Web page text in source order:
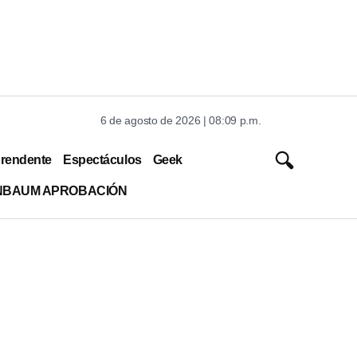
6 de agosto de 2026 | 08:09 p.m.
Espectáculos Geek
APROBACIÓN